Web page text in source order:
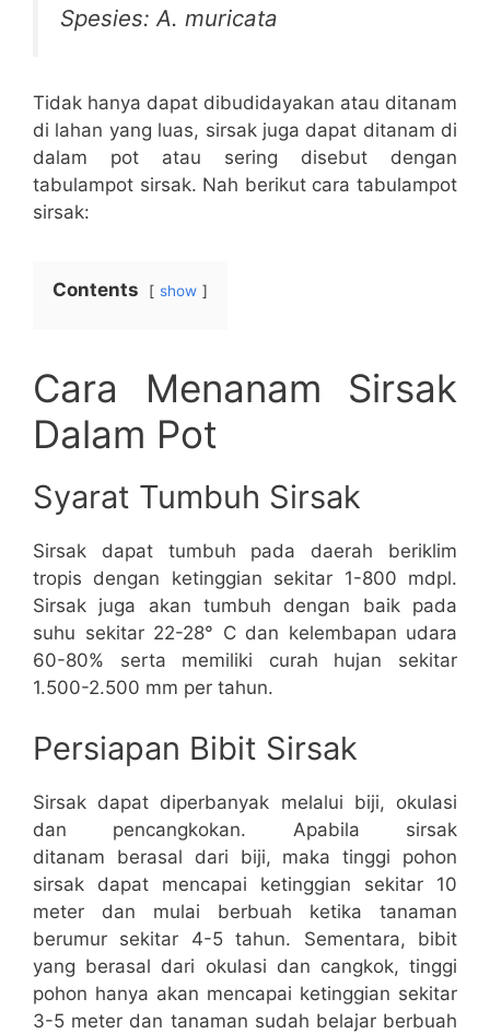
Spesies: A. muricata
Tidak hanya dapat dibudidayakan atau ditanam
di lahan yang luas, sirsak juga dapat ditanam di
dalam pot atau sering disebut dengan
tabulampot sirsak. Nah berikut cara tabulampot
sirsak:
Contents show
Cara Menanam Sirsak
Dalam Pot
Syarat Tumbuh Sirsak
Sirsak dapat tumbuh pada daerah beriklim
tropis dengan ketinggian sekitar 1-800 mdpl.
Sirsak juga akan tumbuh dengan baik pada
suhu sekitar 22-28° C dan kelembapan udara
60-80% serta memiliki curah hujan sekitar
1.500-2.500 mm per tahun.
Persiapan Bibit Sirsak
Sirsak dapat diperbanyak melalui biji, okulasi
dan pencangkokan. Apabila sirsak
ditanam berasal dari biji, maka tinggi pohon
sirsak dapat mencapai ketinggian sekitar 10
meter dan mulai berbuah ketika tanaman
berumur sekitar 4-5 tahun. Sementara, bibit
yang berasal dari okulasi dan cangkok, tinggi
pohon hanya akan mencapai ketinggian sekitar
3-5 meter dan tanaman sudah belajar berbuah